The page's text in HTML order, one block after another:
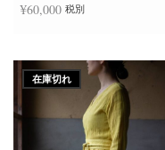
¥60,000 税別
在庫切れ